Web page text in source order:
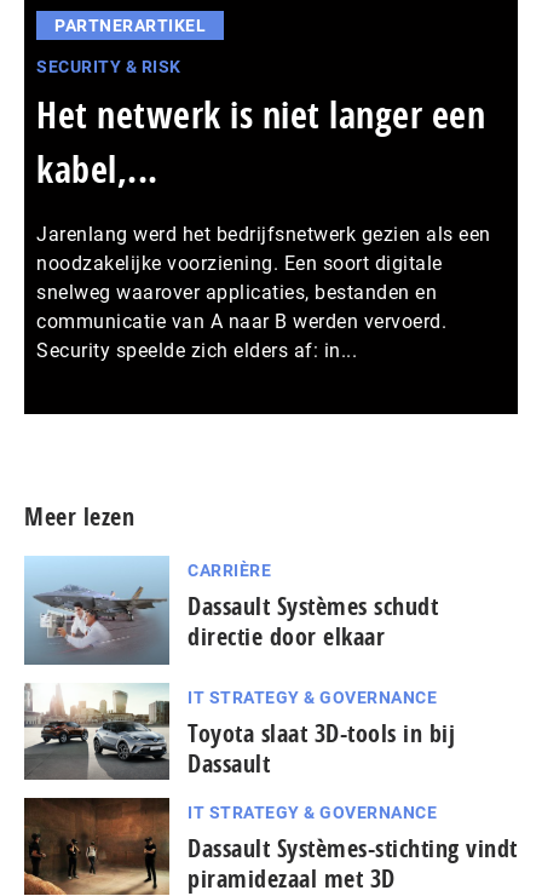
PARTNERARTIKEL
SECURITY & RISK
Het netwerk is niet langer een
kabel,...
Jarenlang werd het bedrijfsnetwerk gezien als een
noodzakelijke voorziening. Een soort digitale
snelweg waarover applicaties, bestanden en
communicatie van A naar B werden vervoerd.
Security speelde zich elders af: in...
Meer lezen
CARRIÈRE
Dassault Systèmes schudt
directie door elkaar
IT STRATEGY & GOVERNANCE
Toyota slaat 3D-tools in bij
Dassault
IT STRATEGY & GOVERNANCE
Dassault Systèmes-stichting vindt
piramidezaal met 3D